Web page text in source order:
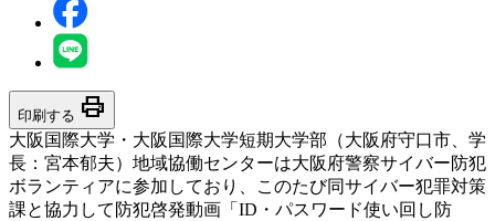
印刷する print
大阪国際大学・大阪国際大学短期大学部（大阪府守口市、学
長：宮本郁夫）地域協働センターは大阪府警察サイバー防犯
ボランティアに参加しており、このたび同サイバー犯罪対策
課と協力して防犯啓発動画「ID・パスワード使い回し防